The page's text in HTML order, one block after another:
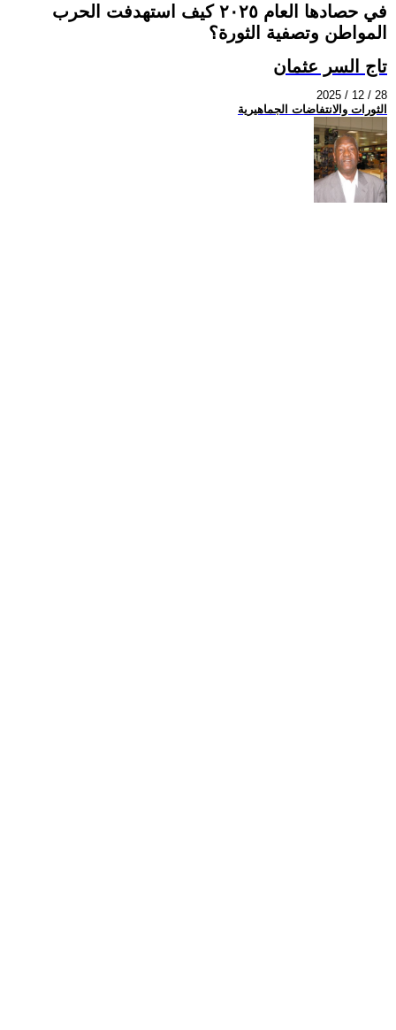
في حصادها العام ٢٠٢٥ كيف استهدفت الحرب
المواطن وتصفية الثورة؟
تاج السر عثمان
2025 / 12 / 28
الثورات والانتفاضات الجماهيرية